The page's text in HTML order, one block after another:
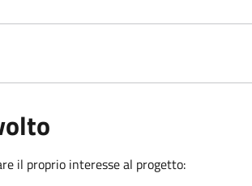
il proprio interesse al progetto: